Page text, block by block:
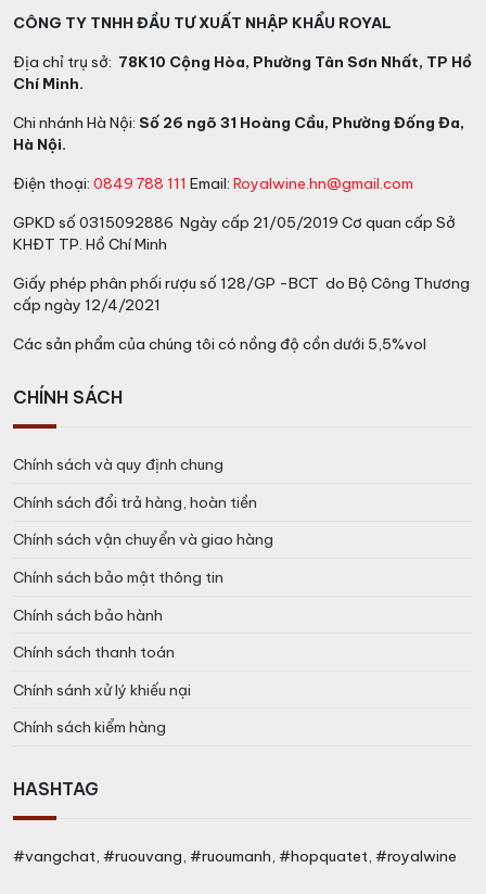
CÔNG TY TNHH ĐẦU TƯ XUẤT NHẬP KHẨU ROYAL
Địa chỉ trụ sở: 78K10 Cộng Hòa, Phường Tân Sơn Nhất, TP Hồ
Chí Minh.
Chi nhánh Hà Nội: Số 26 ngõ 31 Hoàng Cầu, Phường Đống Đa,
Hà Nội.
Điện thoại: 0849 788 111 Email: Royalwine.hn@gmail.com
GPKD số 0315092886 Ngày cấp 21/05/2019 Cơ quan cấp Sở
KHĐT TP. Hồ Chí Minh
Giấy phép phân phối rượu số 128/GP -BCT do Bộ Công Thương
cấp ngày 12/4/2021
Các sản phẩm của chúng tôi có nồng độ cồn dưới 5,5%vol
CHÍNH SÁCH
Chính sách và quy định chung
Chính sách đổi trả hàng, hoàn tiền
Chính sách vận chuyển và giao hàng
Chính sách bảo mật thông tin
Chính sách bảo hành
Chính sách thanh toán
Chính sánh xử lý khiếu nại
Chính sách kiểm hàng
HASHTAG
#vangchat, #ruouvang, #ruoumanh, #hopquatet, #royalwine